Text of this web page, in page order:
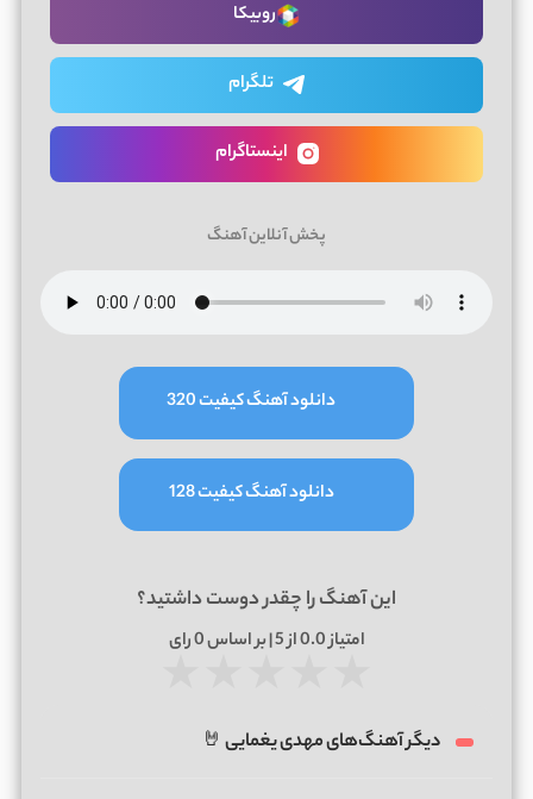
روبیکا
تلگرام
اینستاگرام
پخش آنلاین آهنگ
دانلود آهنگ کیفیت 320
دانلود آهنگ کیفیت 128
این آهنگ را چقدر دوست داشتید؟
امتیاز0.0از 5 | بر اساس 0رای
دیگر آهنگ‌های مهدی یغمایی 🤘